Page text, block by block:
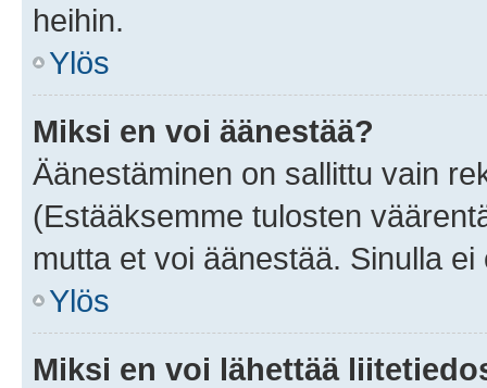
heihin.
Ylös
Miksi en voi äänestää?
Äänestäminen on sallittu vain
(Estääksemme tulosten
mutta et voi äänestää. Sinulla
Ylös
Miksi en voi lähettää